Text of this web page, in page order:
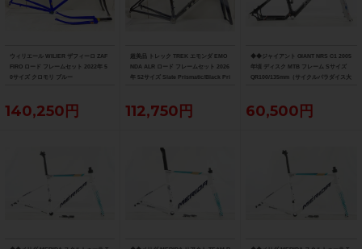
ウィリエール WILIER ザフィーロ ZAF
FIRO ロード フレームセット 2022年 5
0サイズ クロモリ ブルー
140,250円
超美品 トレック TREK エモンダ EMO
NDA ALR ロード フレームセット 2026
年 52サイズ Slate Prismatic/Black Pri
112,750円
◆◆ジャイアント GIANT NRS C1 2005
年頃 ディスク MTB フレーム Sサイズ
QR100/135mm（サイクルパラダイス大
60,500円